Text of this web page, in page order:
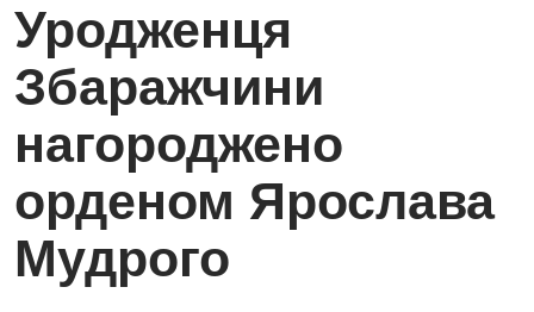
Уродженця
Збаражчини
нагороджено
орденом Ярослава
Мудрого